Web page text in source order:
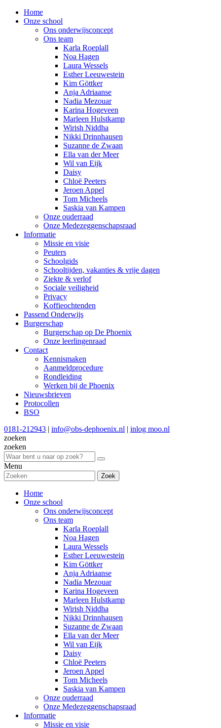
Home
Onze school
Ons onderwijsconcept
Ons team
Karla Roeplall
Noa Hagen
Laura Wessels
Esther Leeuwestein
Kim Göttker
Anja Adriaanse
Nadia Mezouar
Karina Hogeveen
Marleen Hulstkamp
Wirish Niddha
Nikki Drinnhausen
Suzanne de Zwaan
Ella van der Meer
Wil van Eijk
Daisy
Chloë Peeters
Jeroen Appel
Tom Micheels
Saskia van Kampen
Onze ouderraad
Onze Medezeggenschapsraad
Informatie
Missie en visie
Peuters
Schoolgids
Schooltijden, vakanties & vrije dagen
Ziekte & verlof
Sociale veiligheid
Privacy
Koffieochtenden
Passend Onderwijs
Burgerschap
Burgerschap op De Phoenix
Onze leerlingenraad
Contact
Kennismaken
Aanmeldprocedure
Rondleiding
Werken bij de Phoenix
Nieuwsbrieven
Protocollen
BSO
0181-212943 | info@obs-dephoenix.nl | inlog moo.nl
zoeken
zoeken
Menu
Zoek
Home
Onze school
Ons onderwijsconcept
Ons team
Karla Roeplall
Noa Hagen
Laura Wessels
Esther Leeuwestein
Kim Göttker
Anja Adriaanse
Nadia Mezouar
Karina Hogeveen
Marleen Hulstkamp
Wirish Niddha
Nikki Drinnhausen
Suzanne de Zwaan
Ella van der Meer
Wil van Eijk
Daisy
Chloë Peeters
Jeroen Appel
Tom Micheels
Saskia van Kampen
Onze ouderraad
Onze Medezeggenschapsraad
Informatie
Missie en visie